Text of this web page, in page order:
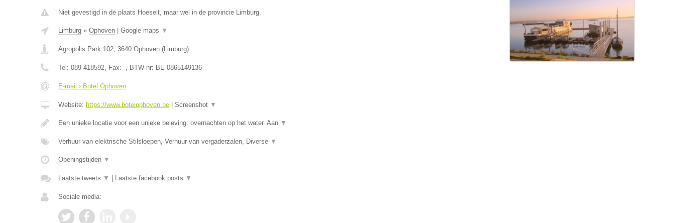
Niet gevestigd in de plaats Hoeselt, maar wel in de provincie Limburg.
Limburg» Ophoven| Google maps ▼
Agropolis Park 102, 3640 Ophoven(Limburg)
Tel: 089 418592, Fax: -, BTW-nr: BE 0865149136
E-mail › Botel Ophoven
Website: https://www.botelophoven.be| Screenshot ▼
Een unieke locatie voor een unieke beleving: overnachten op het water. Aan ▼
Verhuur van elektrische Stilsloepen, Verhuur van vergaderzalen, Diverse ▼
Openingstijden ▼
Laatste tweets ▼ Laatste facebook posts ▼
Sociale media: